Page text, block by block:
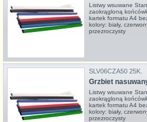
Listwy wsuwane
zaokrągloną
kartek formatu A4
kolory: biały,
przezroczysty
SLV06CZA50 25K.
Grzbiet
Listwy wsuwane
zaokrągloną
kartek formatu A4
kolory: biały,
przezroczysty